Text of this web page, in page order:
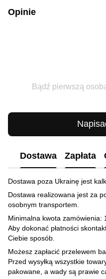
Opinie
Bądź pierwszą
Dostawa Zapłata
Dostawa poza Ukrainę jest
Dostawa realizowana jest za
osobnym transportem.
Minimalna kwota zamówienia:
Aby dokonać płatności
Ciebie sposób.
Możesz zapłacić przelewem
Przed wysyłką wszystkie
pakowane, a wady są prawie